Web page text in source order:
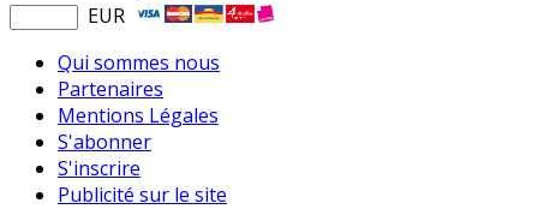
EUR
Qui sommes nous
Partenaires
Mentions Légales
S'abonner
S'inscrire
Publicité sur le site